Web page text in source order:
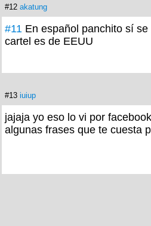
#12 akatung
#11 En español panchito sí
cartel es de EEUU
#13 iuiup
jajaja yo eso lo vi por
algunas frases que te cuesta